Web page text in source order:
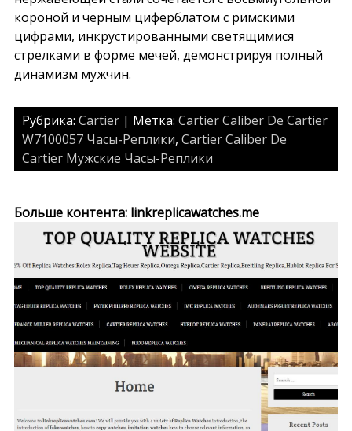
короной и черным циферблатом с римскими
цифрами, инкрустированными светящимися
стрелками в форме мечей, демонстрируя полный
динамизм мужчин.
Рубрика: Cartier| Метка: Cartier Caliber De Cartier
W7100057 Часы-Pеплики, Cartier Caliber De
Cartier Мужские Часы-Pеплики
Больше контента: linkreplicawatches.me